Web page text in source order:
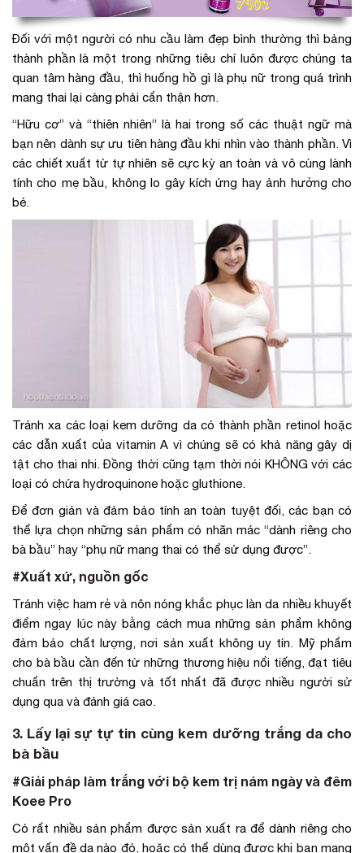
Đối với một người có nhu cầu làm đẹp bình thường thì bảng
thành phần là một trong những tiêu chí luôn được chúng ta
quan tâm hàng đầu, thì huống hồ gì là phụ nữ trong quá trình
mang thai lại càng phải cẩn thận hơn.
“Hữu cơ” và “thiên nhiên” là hai trong số các thuật ngữ mà
bạn nên dành sự ưu tiên hàng đầu khi nhìn vào thành phần. Vì
các chiết xuất từ tự nhiên sẽ cực kỳ an toàn và vô cùng lành
tính cho mẹ bầu, không lo gây kích ứng hay ảnh hưởng cho
bé.
Tránh xa các loại kem dưỡng da có thành phần retinol hoặc
các dẫn xuất của vitamin A vì chúng sẽ có khả năng gây dị
tật cho thai nhi. Đồng thời cũng tạm thời nói KHÔNG với các
loại có chứa hydroquinone hoặc gluthione.
Để đơn giản và đảm bảo tính an toàn tuyệt đối, các bạn có
thể lựa chọn những sản phẩm có nhãn mác “dành riêng cho
bà bầu” hay “phụ nữ mang thai có thể sử dụng được”.
#Xuất xứ, nguồn gốc
Tránh việc ham rẻ và nôn nóng khắc phục làn da nhiều khuyết
điểm ngay lúc này bằng cách mua những sản phẩm không
đảm bảo chất lượng, nơi sản xuất không uy tín. Mỹ phẩm
cho bà bầu cần đến từ những thương hiệu nổi tiếng, đạt tiêu
chuẩn trên thị trường và tốt nhất đã được nhiều người sử
dụng qua và đánh giá cao.
3. Lấy lại sự tự tin cùng kem dưỡng trắng da cho
bà bầu
#Giải pháp làm trắng với bộ kem trị nám ngày và đêm
Koee Pro
Có rất nhiều sản phẩm được sản xuất ra để dành riêng cho
một vấn đề da nào đó, hoặc có thể dùng được khi bạn mang